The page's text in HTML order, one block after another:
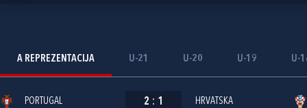
A REPREZENTACIJA U-21 U-20 U-19 U-
PORTUGAL 2 : 1 HRVATSKA